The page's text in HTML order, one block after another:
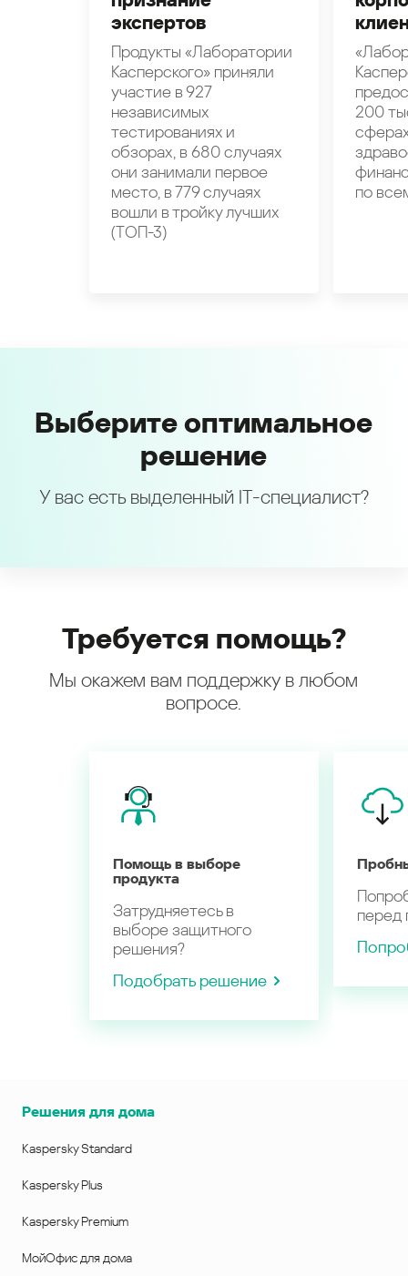
экспертов
Продукты «Лаборатории
Касперского» приняли
участие в 927
независимых
тестированиях и
обзорах, в 680 случаях
они занимали первое
место, в 779 случаях
вошли в тройку лучших
(ТОП-3)
200
по
Выберите оптимальное
решение
У вас есть выделенный IT-специалист?
Требуется помощь?
Мы окажем вам поддержку в любом
вопросе.
Помощь в выборе
продукта
Затрудняетесь в
выборе защитного
решения?
Подобрать решение
перед
Решения для дома
Kaspersky Standard
Kaspersky Plus
Kaspersky Premium
МойОфис для дома